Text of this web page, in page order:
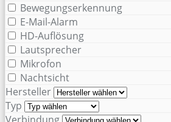
Bewegungserkennung
E-Mail-Alarm
HD-Auflösung
Lautsprecher
Mikrofon
Nachtsicht
Hersteller
Typ